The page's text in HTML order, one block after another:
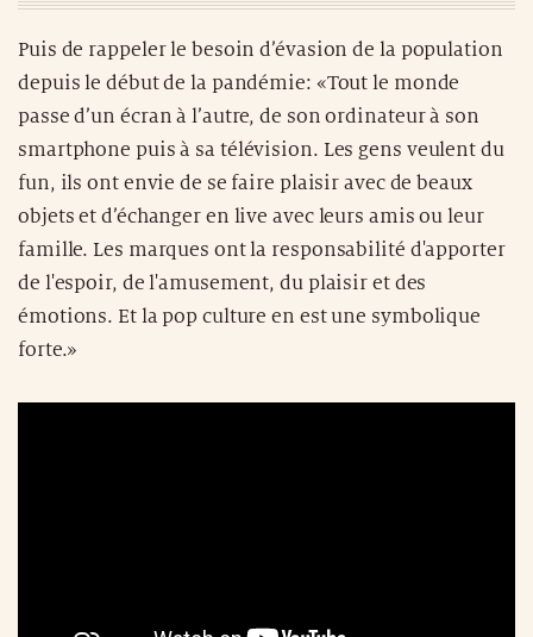
Puis de rappeler le besoin d’évasion de la population
depuis le début de la pandémie: «Tout le monde
passe d’un écran à l’autre, de son ordinateur à son
smartphone puis à sa télévision. Les gens veulent du
fun, ils ont envie de se faire plaisir avec de beaux
objets et d’échanger en live avec leurs amis ou leur
famille. Les marques ont la responsabilité d'apporter
de l'espoir, de l'amusement, du plaisir et des
émotions. Et la pop culture en est une symbolique
forte.»